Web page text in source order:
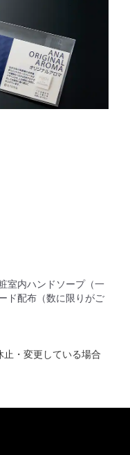
室内ハンドソープ（一
ド配布（数に限りがご
・変更している場合